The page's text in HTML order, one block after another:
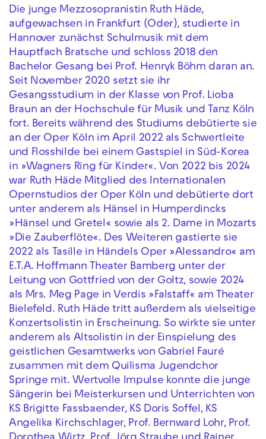
Die junge Mezzosopranistin Ruth Häde,
aufgewachsen in Frankfurt (Oder), studierte in
Hannover zunächst Schulmusik mit dem
Hauptfach Bratsche und schloss 2018 den
Bachelor Gesang bei Prof. Henryk Böhm daran an.
Seit November 2020 setzt sie ihr
Gesangsstudium in der Klasse von Prof. Lioba
Braun an der Hochschule für Musik und Tanz Köln
fort. Bereits während des Studiums debütierte sie
an der Oper Köln im April 2022 als Schwertleite
und Flosshilde bei einem Gastspiel in Süd-Korea
in »Wagners Ring für Kinder«. Von 2022 bis 2024
war Ruth Häde Mitglied des Internationalen
Opernstudios der Oper Köln und debütierte dort
unter anderem als Hänsel in Humperdincks
»Hänsel und Gretel« sowie als 2. Dame in Mozarts
»Die Zauberflöte«. Des Weiteren gastierte sie
2022 als Tasille in Händels Oper »Alessandro« am
E.T.A. Hoffmann Theater Bamberg unter der
Leitung von Gottfried von der Goltz, sowie 2024
als Mrs. Meg Page in Verdis »Falstaff« am Theater
Bielefeld. Ruth Häde tritt außerdem als vielseitige
Konzertsolistin in Erscheinung. So wirkte sie unter
anderem als Altsolistin in der Einspielung des
geistlichen Gesamtwerks von Gabriel Fauré
zusammen mit dem Quilisma Jugendchor
Springe mit. Wertvolle Impulse konnte die junge
Sängerin bei Meisterkursen und Unterrichten von
KS Brigitte Fassbaender, KS Doris Soffel, KS
Angelika Kirchschlager, Prof. Bernward Lohr, Prof.